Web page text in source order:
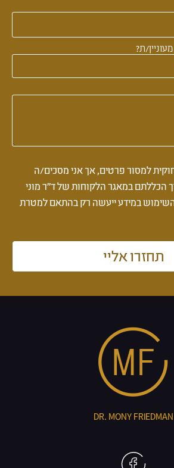
ת?
חוקית למסור פרטים, אך אני מסכים/ה
הכללתם במאגר הלקוחות של ד''ר מוני
השימוש במידע ייעשה רק בהתאם למטרת
תחזרו אליי
DR. MONY FRIEDMAN